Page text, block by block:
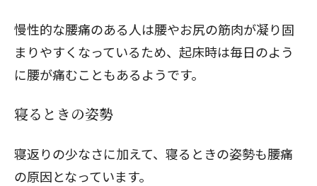
慢性的な腰痛のある人は腰やお尻の筋肉が凝り固
まりやすくなっているため、起床時は毎日のよう
に腰が痛むこともあるようです。
寝るときの姿勢
寝返りの少なさに加えて、寝るときの姿勢も腰痛
の原因となっています。